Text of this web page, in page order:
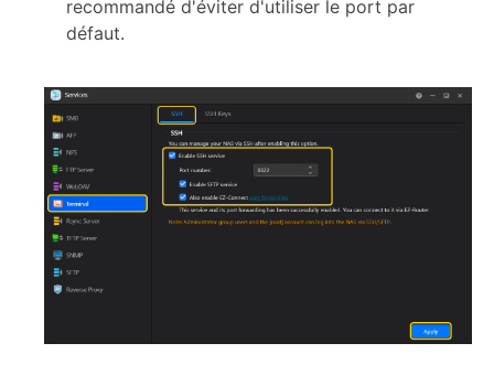
recommandé d'éviter d'utiliser le port par
défaut.